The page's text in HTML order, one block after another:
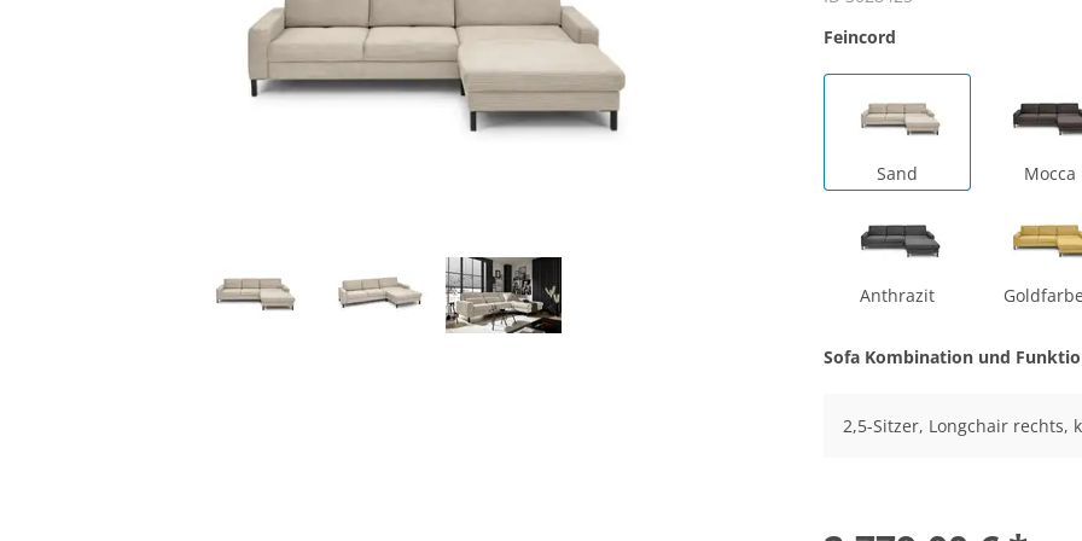
Feincord
Sand Mocca
Anthrazit
Sofa Kombination und
2,5-Sitzer, Longchair rechts,